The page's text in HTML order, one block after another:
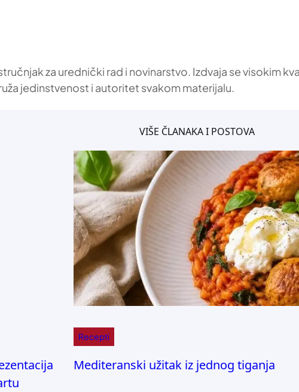
za urednički rad i novinarstvo. Izdvaja se visokim
jedinstvenost i autoritet svakom materijalu.
VIŠE ČLANAKA I POSTOVA
Recepti
Mediteranski užitak iz jednog tiganja